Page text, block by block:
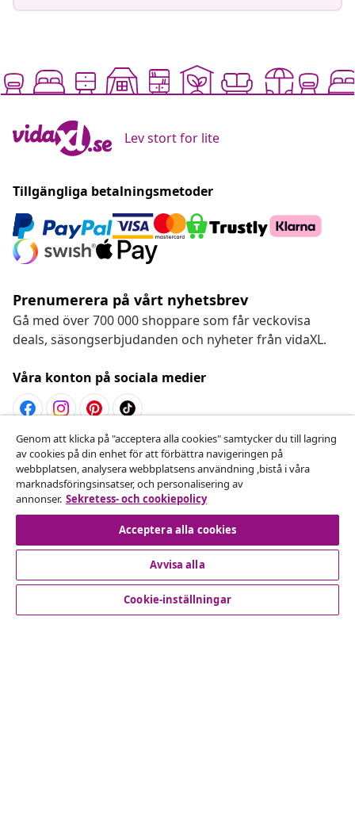
Lev stort for lite
Tillgängliga betalningsmetoder
Prenumerera på vårt nyhetsbrev
Gå med över 700 000 shoppare som får veckovisa
deals, säsongserbjudanden och nyheter från vidaXL.
Våra konton på sociala medier
Avbryta avtalet
Skicka in en begäran om uttag för din beställning.
Avbryta avtalet
Kundservice
Genom att klicka på "acceptera alla cookies" samtycker du till lagring
av cookies på din enhet för att förbättra navigeringen på
webbplatsen, analysera webbplatsens användning ,bistå i våra
marknadsföringsinsatser, och personalisering av
annonser. Sekretess- och cookiepolicy
Acceptera alla cookies
Avvisa alla
Cookie-inställningar